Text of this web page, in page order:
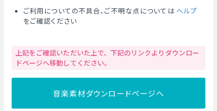
ご利用についての不具合、ご不明な点については ヘルプ
をご確認ください
上記をご確認いただいた上で、下記のリンクよりダウンロー
ドページへ移動してください。
音楽素材ダウンロードページへ